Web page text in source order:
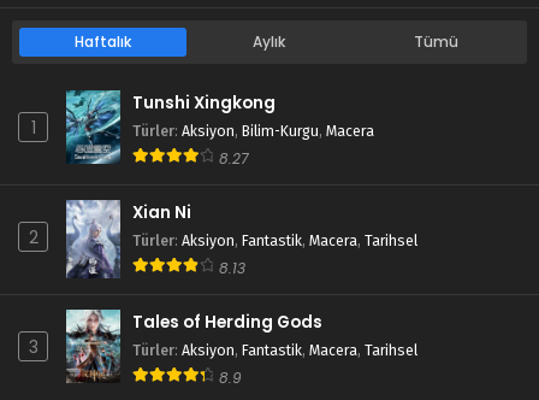
Haftalık Aylık Tümü
1
Tunshi Xingkong
Türler: Aksiyon, Bilim-Kurgu, Macera
8.27
2
Xian Ni
Türler: Aksiyon, Fantastik, Macera, Tarihsel
8.13
3
Tales of Herding Gods
Türler: Aksiyon, Fantastik, Macera, Tarihsel
8.9